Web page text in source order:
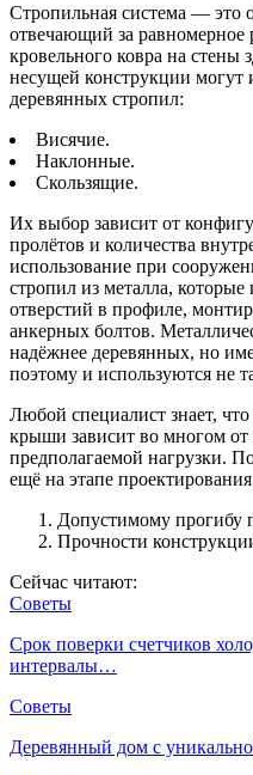
Стропильная система — это
отвечающий за равномерное
кровельного ковра на стены
несущей конструкции могут
деревянных стропил:
Висячие.
Наклонные.
Скользящие.
Их выбор зависит от
пролётов и количества
использование при
стропил из металла,
отверстий в профиле,
анкерных болтов.
надёжнее деревянных, но
поэтому и используются не
Любой специалист знает,
крыши зависит во многом от
предполагаемой нагрузки.
ещё на этапе
Допустимому прогибу
Прочности
Сейчас читают:
Советы
Срок поверки счетчиков
интервалы…
Советы
Деревянный дом с